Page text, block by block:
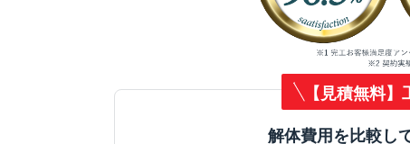
【見積無料
解体費用を比較し